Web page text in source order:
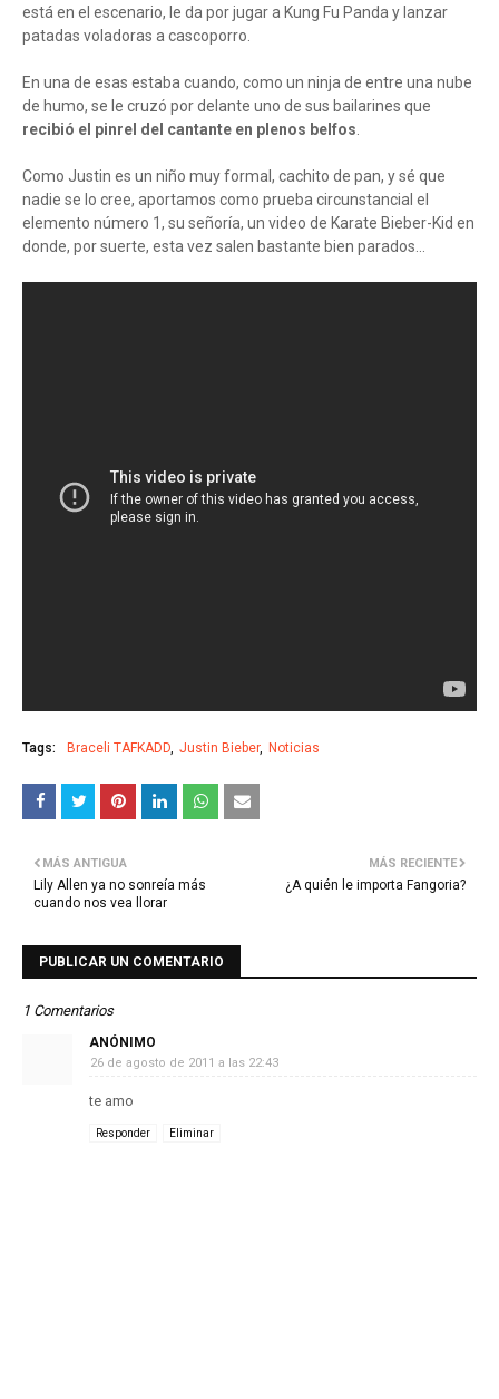
está en el escenario, le da por jugar a Kung Fu Panda y lanzar
patadas voladoras a cascoporro.
En una de esas estaba cuando, como un ninja de entre una nube
de humo, se le cruzó por delante uno de sus bailarines que
recibió el pinrel del cantante en plenos belfos.
Como Justin es un niño muy formal, cachito de pan, y sé que
nadie se lo cree, aportamos como prueba circunstancial el
elemento número 1, su señoría, un video de Karate Bieber-Kid en
donde, por suerte, esta vez salen bastante bien parados...
Tags: Braceli TAFKADD Justin Bieber Noticias
MÁS RECIENTE
¿A quién le importa Fangoria?
MÁS ANTIGUA
Lily Allen ya no sonreía más
cuando nos vea llorar
PUBLICAR UN COMENTARIO
1 Comentarios
ANÓNIMO
26 de agosto de 2011 a las 22:43
te amo
Responder Eliminar